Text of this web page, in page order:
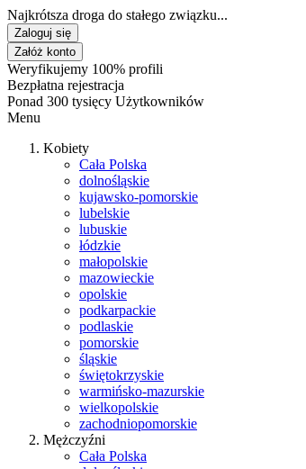
Najkrótsza droga do stałego związku...
Zaloguj się
Załóż konto
Weryfikujemy 100% profili
Bezpłatna rejestracja
Ponad 300 tysięcy Użytkowników
Menu
Kobiety
Cała Polska
dolnośląskie
kujawsko-pomorskie
lubelskie
lubuskie
łódzkie
małopolskie
mazowieckie
opolskie
podkarpackie
podlaskie
pomorskie
śląskie
świętokrzyskie
warmińsko-mazurskie
wielkopolskie
zachodniopomorskie
Mężczyźni
Cała Polska